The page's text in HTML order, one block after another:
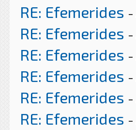
RE: Efemerides -
RE: Efemerides -
RE: Efemerides -
RE: Efemerides -
RE: Efemerides -
RE: Efemerides -